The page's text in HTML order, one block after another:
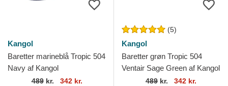
Kangol
Baretter marineblå Tropic 504
Navy af Kangol
489kr. 342 kr.
(5)
Kangol
Baretter grøn Tropic 504
Ventair Sage Green af Kangol
489 kr. 342 kr.